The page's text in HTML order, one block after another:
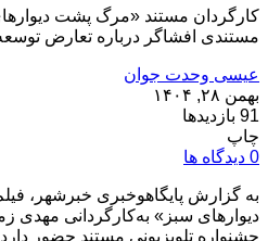
کارگردان مستند «مرگ پشت
مستندی افشاگر درباره تعارض
عیسی وحدت جوان
بهمن ۲۸, ۱۴۰۴
91 بازدیدها
چاپ
0 دیدگاه ها
به گزارش پایگاهوخبری خبرشهر،
دیوارهای سبز» به‌کارگردانی مهدی